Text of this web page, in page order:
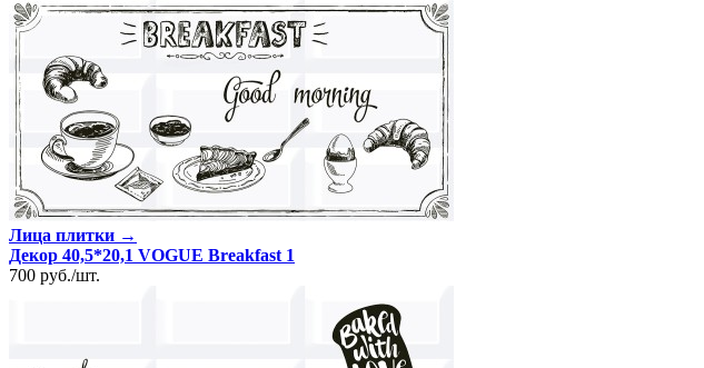
Лица плитки →
Декор 40,5*20,1 VOGUE Breakfast 1
700 руб./шт.